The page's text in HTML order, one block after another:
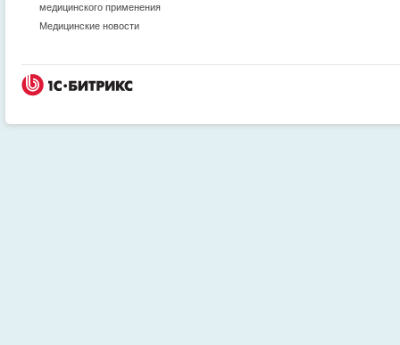
медицинского применения
Медицинские новости